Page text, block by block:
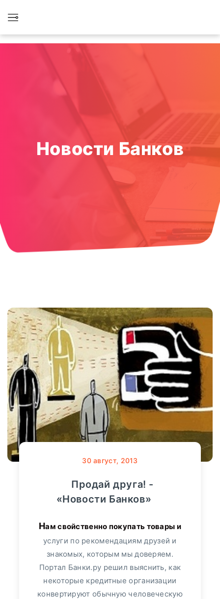
Новости Банков
30август, 2013
Продай друга! -
«Новости Банков»
Нам свойственно покупать товары и
услуги по рекомендациям друзей и
знакомых, которым мы доверяем.
Портал Банки.ру решил выяснить, как
некоторые кредитные организации
конвертируют обычную человеческую